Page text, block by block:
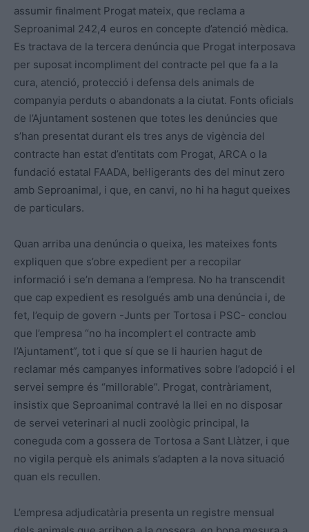
assumir finalment Progat mateix, que reclama a
Seproanimal 242,4 euros en concepte d’atenció mèdica.
Es tractava de la tercera denúncia que Progat interposava
per suposat incompliment del contracte pel que fa a la
cura, atenció, protecció i defensa dels animals de
companyia perduts o abandonats a la ciutat. Fonts oficials
de l’Ajuntament sostenen que totes les denúncies que
s’han presentat durant els tres anys de vigència del
contracte han estat d’entitats com Progat, ARCA o la
fundació estatal FAADA, bel·ligerants des del minut zero
amb Seproanimal, i que, en canvi, no hi ha hagut queixes
de particulars.
Quan arriba una denúncia o queixa, les mateixes fonts
expliquen que s’obre expedient per a recopilar
informació i se’n demana a l’empresa. No ha transcendit
que cap expedient es resolgués amb una denúncia i, de
fet, l’equip de govern -Junts per Tortosa i PSC- conclou
que l’empresa “no ha incomplert el contracte amb
l’Ajuntament”, tot i que sí que se li haurien hagut de
reclamar més campanyes informatives sobre l’adopció i el
servei sempre és “millorable”. Progat, contràriament,
insistix que Seproanimal contravé la llei en no disposar
de servei veterinari al nucli zoològic principal, la
coneguda com a gossera de Tortosa a Sant Llàtzer, i que
no vigila perquè els animals s’adapten a la nova situació
quan els recullen.
L’empresa adjudicatària presenta un registre mensual